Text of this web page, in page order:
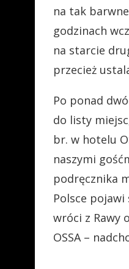
na tak
godzinach
na starcie
przecież
Po ponad
do listy
br. w hotelu
naszymi
podręcznika
Polsce
wróci z Rawy
OSSA –